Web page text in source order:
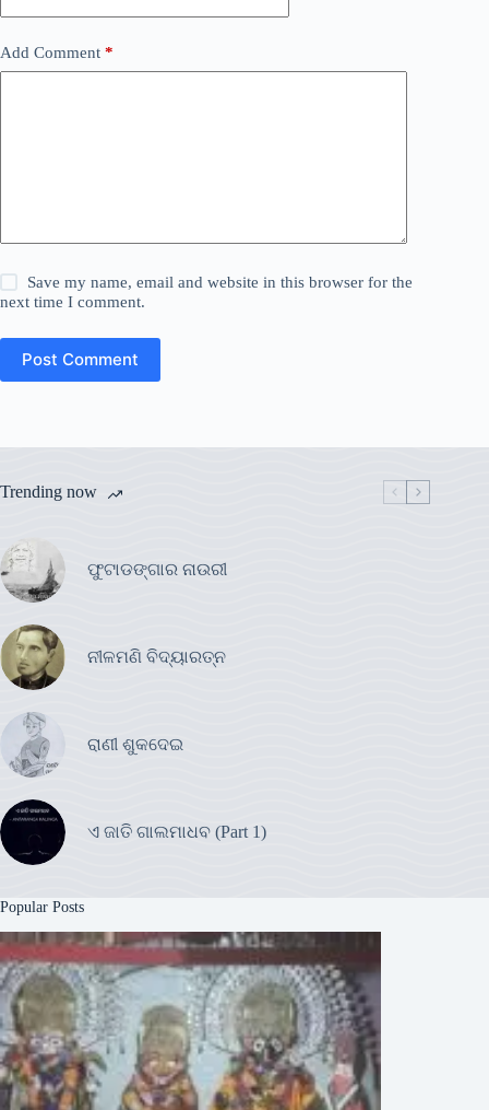
Add Comment *
Save my name, email and website in this browser for the
next time I comment.
Post Comment
Trending now
ଫୁଟାଡଙ୍ଗାର ନାଉରୀ
ନୀଳମଣି ବିଦ୍ୟାରତ୍ନ
ରାଣୀ ଶୁକଦେଇ
ଏ ଜାତି ଗାଲମାଧବ (Part 1)
Popular Posts